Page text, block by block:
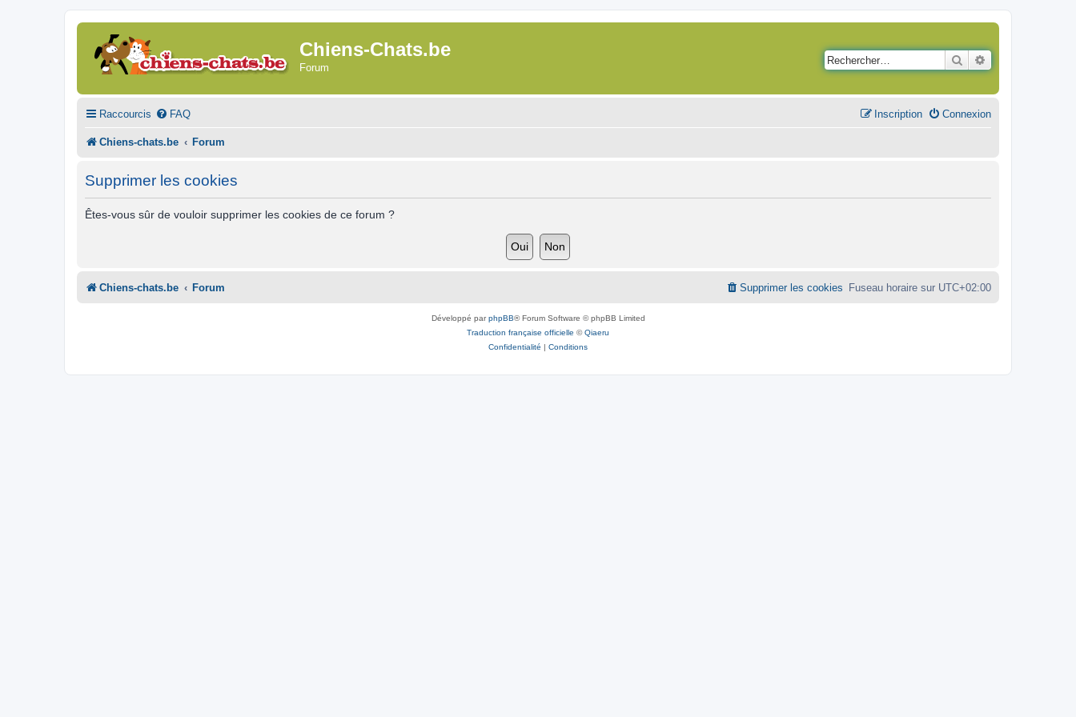
Chiens-Chats.be
Forum
Rechercher
Raccourcis FAQ Connexion
Inscription
Chiens-chats.be Forum
Supprimer les cookies
Êtes-vous sûr de vouloir supprimer les cookies de ce forum ?
Chiens-chats.be Forum Fuseau horaire sur UTC+02:00
Supprimer les cookies
Développé parphpBB® Forum Software © phpBB Limited
Traduction française officielle ©Qiaeru
Confidentialité | Conditions